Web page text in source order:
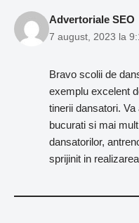
Advertoriale SEO
7 august, 2023 la
Bravo scolii de
exemplu excelent
tinerii dansatori.
bucurati si mai
dansatorilor,
sprijinit in